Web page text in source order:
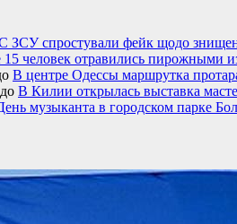
спростували фейк щодо
человек отравились пирожными
В центре Одессы маршрутка
до В Килии открылась выставка
музыканта в городском парке